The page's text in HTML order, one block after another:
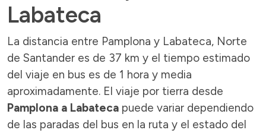
Labateca
La distancia entre Pamplona y Labateca, Norte
de Santander es de 37 km y el tiempo estimado
del viaje en bus es de 1 hora y media
aproximadamente. El viaje por tierra desde
Pamplona a Labateca puede variar dependiendo
de las paradas del bus en la ruta y el estado del